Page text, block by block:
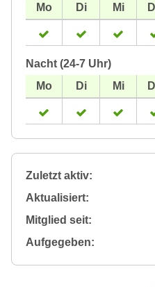
Nacht (24-7 Uhr)
Zuletzt aktiv:
Aktualisiert:
Mitglied seit:
Aufgegeben: